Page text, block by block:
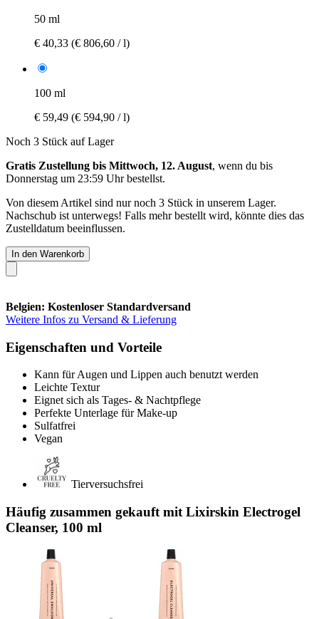
50 ml
€ 40,33 (€ 806,60 / l)
100 ml
€ 59,49 (€ 594,90 / l)
Noch 3 Stück auf Lager
Gratis Zustellung bis Mittwoch, 12. August, wenn du bis
Donnerstag um 23:59 Uhrbestellst.
Von diesem Artikel sind nur noch 3 Stück in unserem Lager.
Nachschub ist unterwegs! Falls mehr bestellt wird, könnte dies das
Zustelldatum beeinflussen.
In den Warenkorb
Belgien: Kostenloser Standardversand
Weitere Infos zu Versand & Lieferung
Eigenschaften und Vorteile
Kann für Augen und Lippen auch benutzt werden
Leichte Textur
Eignet sich als Tages- & Nachtpflege
Perfekte Unterlage für Make-up
Sulfatfrei
Vegan
Tierversuchsfrei
Häufig zusammen gekauft mit Lixirskin Electrogel
Cleanser, 100 ml